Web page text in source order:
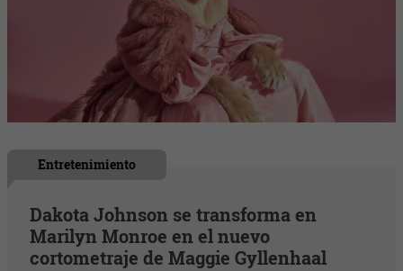
Entretenimiento
Dakota Johnson se transforma en
Marilyn Monroe en el nuevo
cortometraje de Maggie Gyllenhaal